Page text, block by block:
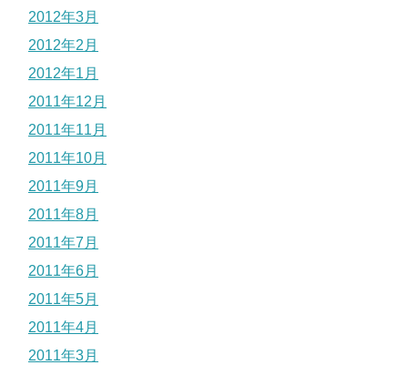
2012年3月
2012年2月
2012年1月
2011年12月
2011年11月
2011年10月
2011年9月
2011年8月
2011年7月
2011年6月
2011年5月
2011年4月
2011年3月